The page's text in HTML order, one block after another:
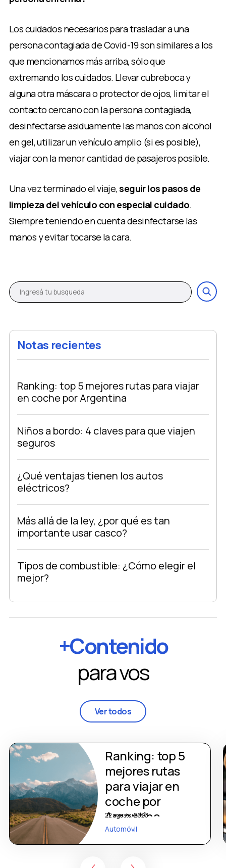
Los cuidados necesarios para trasladar a una
persona contagiada de Covid-19 son similares a los
que mencionamos más arriba, sólo que
extremando los cuidados. Llevar cubreboca y
alguna otra máscara o protector de ojos, limitar el
contacto cercano con la persona contagiada,
desinfectarse asiduamente las manos con alcohol
en gel, utilizar un vehículo amplio (si es posible),
viajar con la menor cantidad de pasajeros posible.
Una vez terminado el viaje,seguir los pasos de
limpieza del vehículo con especial cuidado.
Siempre teniendo en cuenta desinfectarse las
manos y evitar tocarse la cara.
Notas recientes
Ranking: top 5 mejores rutas para viajar
en coche por Argentina
Niños a bordo: 4 claves para que viajen
seguros
¿Qué ventajas tienen los autos
eléctricos?
Más allá de la ley, ¿por qué es tan
importante usar casco?
Tipos de combustible: ¿Cómo elegir el
mejor?
+Contenido
para vos
Ver todos
Ranking: top 5
mejores rutas
para viajar en
coche por
Argentina
22 agosto, 2023
Automóvil